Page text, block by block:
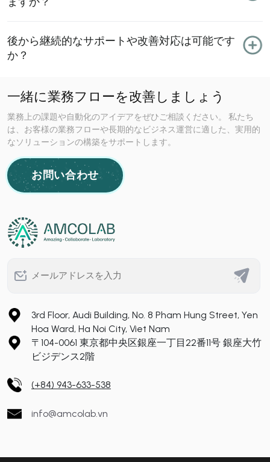
後から継続的なサポートや改善対応は可能です
か？
一緒に業務フローを改善しましょう
業務上の課題や自動化のアイデアをぜひご相談ください。 私たち
は、お客様の業務フローや長期的なビジネス運営に適した、実用的
なソリューションの構築をサポートします。
お問い合わせ
3rd Floor, Audi Building, No. 8 Pham Hung Street, Yen
Hoa Ward, Ha Noi City, Viet Nam
〒104-0061 東京都中央区銀座一丁目22番11号 銀座大竹
ビジデンス2階
(+84) 943-633-538
info@amcolab.vn